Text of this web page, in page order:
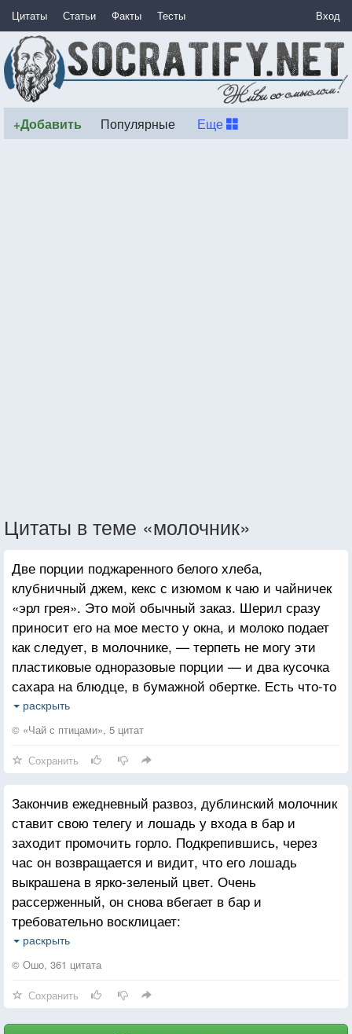
Цитаты Статьи Факты Тесты Вход
+Добавить Популярные Еще
Цитаты в теме «молочник»
Две порции поджаренного белого хлеба,
клубничный джем, кекс с изюмом к чаю и чайничек
«эрл грея». Это мой обычный заказ. Шерил сразу
приносит его на мое место у окна, и молоко подает
как следует, в молочнике, — терпеть не могу эти
пластиковые одноразовые порции — и два кусочка
сахара на блюдце, в бумажной обертке. Есть что-то
очень успокоительное в том, что я прихожу сюда
каждое субботнее утро, завтракаю одним и тем же,
месте и разглядываю прохожих.
раскрыть
© «Чай с птицами», 5 цитат
Сохранить
Закончив ежедневный развоз, дублинский молочник
ставит свою телегу и лошадь у входа в бар и
заходит промочить горло. Подкрепившись, через
час он возвращается и видит, что его лошадь
выкрашена в ярко-зеленый цвет. Очень
рассерженный, он снова вбегает в бар и
требовательно восклицает:
— Кто из вас покрасил в зеленый цвет мою
лошадь?
возвышаясь над ним, как башня, говорит:
раскрыть
© Ошо, 361 цитата
Сохранить